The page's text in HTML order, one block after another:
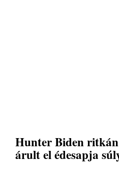
Hunter Biden
árult el édesapja